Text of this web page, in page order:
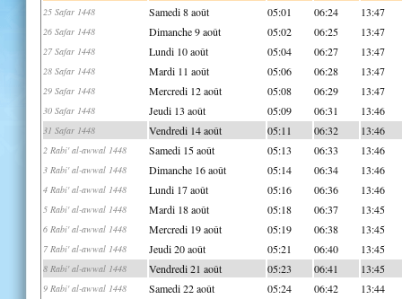
25 Safar 1448 Samedi 8 août 05:01 06:24 13:47
26 Safar 1448 Dimanche 9 août 05:02 06:25 13:47
27 Safar 1448 Lundi 10 août 05:04 06:27 13:47
28 Safar 1448 Mardi 11 août 05:06 06:28 13:47
29 Safar 1448 Mercredi 12 août 05:08 06:29 13:47
30 Safar 1448 Jeudi 13 août 05:09 06:31 13:46
31 Safar 1448 Vendredi 14 août 05:11 06:32 13:46
2 Rabi' al-awwal 1448 Samedi 15 août 05:13 06:33 13:46
3 Rabi' al-awwal 1448 Dimanche 16 août 05:14 06:34 13:46
4 Rabi' al-awwal 1448 Lundi 17 août 05:16 06:36 13:46
5 Rabi' al-awwal 1448 Mardi 18 août 05:18 06:37 13:45
6 Rabi' al-awwal 1448 Mercredi 19 août 05:19 06:38 13:45
7 Rabi' al-awwal 1448 Jeudi 20 août 05:21 06:40 13:45
8 Rabi' al-awwal 1448 Vendredi 21 août 05:23 06:41 13:45
9 Rabi' al-awwal 1448 Samedi 22 août 05:24 06:42 13:44